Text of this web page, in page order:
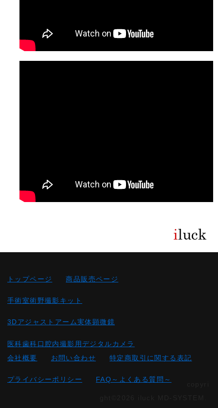
トップページ 商品販売ページ
手術室術野撮影キット
3Dアジャストアーム実体顕微鏡
医科歯科口腔内撮影用デジタルカメラ
会社概要
お問い合わせ 特定商取引に関する表記
プライバシーポリシー FAQ～よくある質問～